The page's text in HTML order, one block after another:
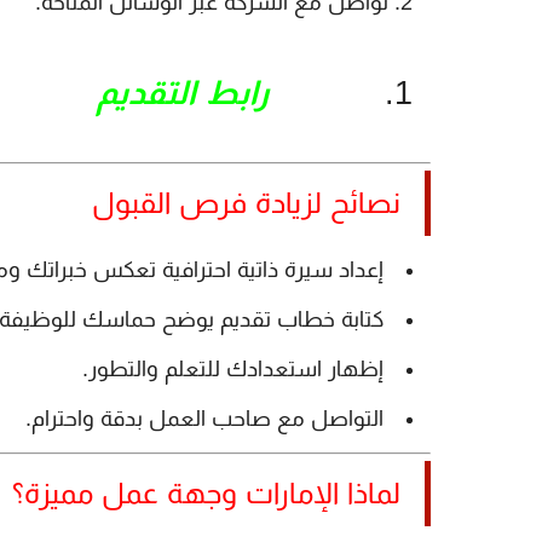
رابط التقديم
نصائح لزيادة فرص القبول
إعداد سيرة ذاتية احترافية تعكس خبراتك
كتابة خطاب تقديم يوضح حماسك
إظهار استعدادك للتعلم والتطور.
التواصل مع صاحب العمل بدقة واحترام.
لماذا الإمارات وجهة عمل مميزة؟